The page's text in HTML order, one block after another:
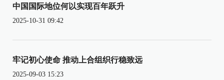
中国国际地位何以实现百年跃升
2025-10-31 09:42
牢记初心使命 推动上合组织行稳致远
2025-09-03 15:23